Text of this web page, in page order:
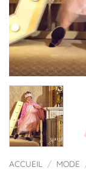
ACCUEIL / MODE